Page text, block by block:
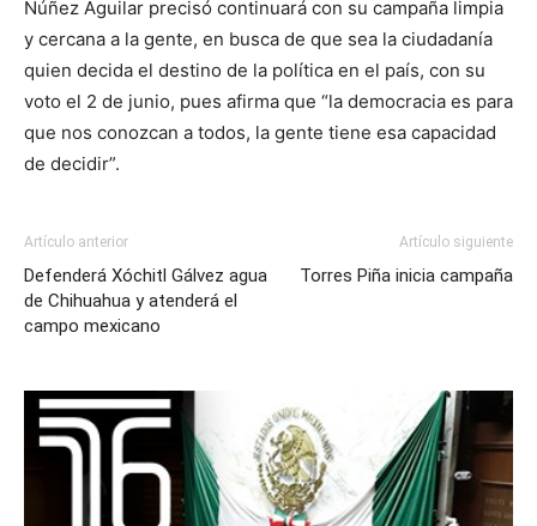
Núñez Aguilar precisó continuará con su campaña limpia
y cercana a la gente, en busca de que sea la ciudadanía
quien decida el destino de la política en el país, con su
voto el 2 de junio, pues afirma que “la democracia es para
que nos conozcan a todos, la gente tiene esa capacidad
de decidir”.
Artículo anterior
Defenderá Xóchitl Gálvez agua
de Chihuahua y atenderá el
campo mexicano
Artículo siguiente
Torres Piña inicia campaña